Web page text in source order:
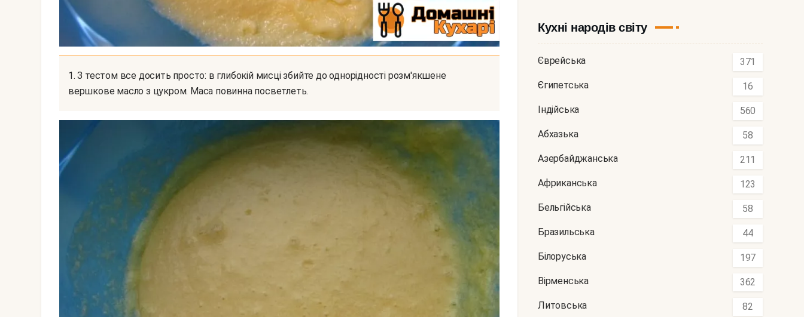
1. З тестом все досить просто: в глибокій мисці збийте до однорідності розм'якшене
вершкове масло з цукром. Маса повинна посветлеть.
Кухні народів світу
Єврейська 371
Єгипетська 16
Індійська 560
Абхазька 58
Азербайджанська 211
Африканська 123
Бельгійська 58
Бразильська 44
Білоруська 197
Вірменська 362
Литовська 82